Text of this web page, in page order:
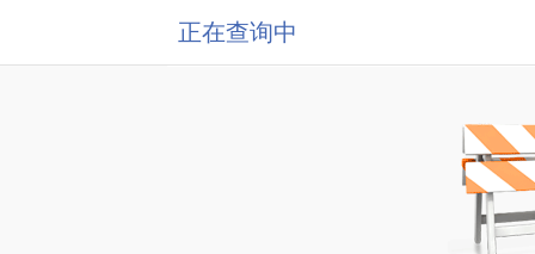
正在查询中